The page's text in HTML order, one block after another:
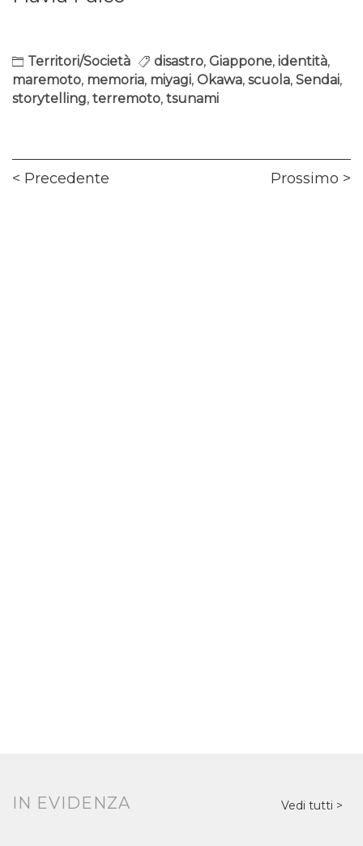
Territori/Società disastro, Giappone, identità,
maremoto, memoria, miyagi, Okawa, scuola, Sendai,
storytelling, terremoto, tsunami
Navigazione
Precedente Prossimo
IN EVIDENZA Vedi tutti